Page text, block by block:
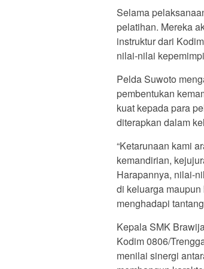
Selama
pelatihan. Mereka
instruktur dari
nilai-nilai
Pelda Suwoto
pembentukan
kuat kepada para
diterapkan dalam
“Ketarunaan kami
kemandirian,
Harapannya, nilai-
di keluarga
menghadapi
Kepala SMK
Kodim 0806/
menilai sinergi